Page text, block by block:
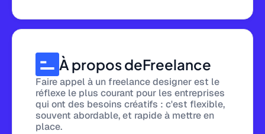
À propos deFreelance
Faire appel à un freelance designer est le
réflexe le plus courant pour les entreprises
qui ont des besoins créatifs : c'est flexible,
souvent abordable, et rapide à mettre en
place.